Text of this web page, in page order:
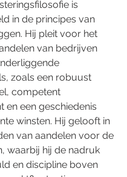
is
in de principes van
Hij pleit voor het
van bedrijven
zoals een robuust
competent
en een geschiedenis
winsten. Hij gelooft in
van aandelen voor de
waarbij hij de nadruk
en discipline boven